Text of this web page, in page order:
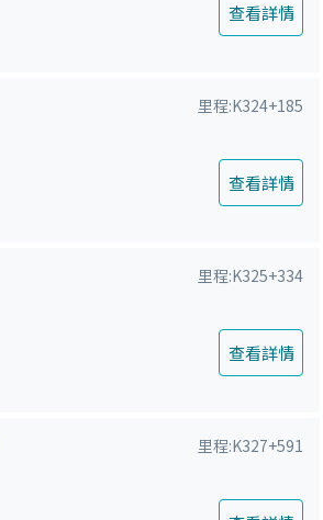
查看詳情
里程:K324+185
查看詳情
里程:K325+334
查看詳情
里程:K327+591